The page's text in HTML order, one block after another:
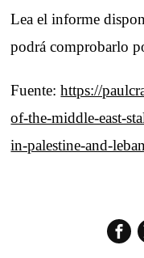
Lea el informe
podrá comprobarlo
Fuente:https://
of-the-middle-east-
in-palestine-and-